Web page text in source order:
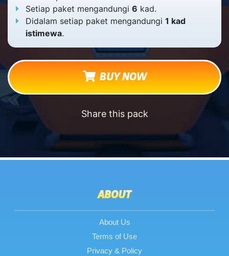
Setiap paket mengandungi6 kad.
Didalam setiap paket mengandungi1 kad
istimewa.
BUY NOW
Share this pack
ABOUT
About Us
Terms of Use
Privacy & Policy